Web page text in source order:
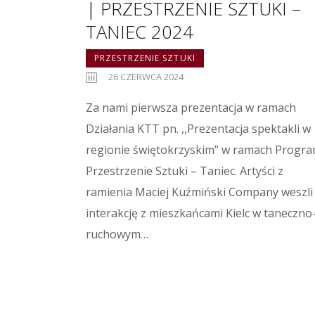
| PRZESTRZENIE SZTUKI –
TANIEC 2024
PRZESTRZENIE SZTUKI
26 CZERWCA 2024
Za nami pierwsza prezentacja w ramach
Działania KTT pn. ,,Prezentacja spektakli w
regionie świętokrzyskim” w ramach
Przestrzenie Sztuki – Taniec. Artyści z
ramienia Maciej Kuźmiński Company
interakcję z mieszkańcami Kielc w taneczno-
ruchowym…